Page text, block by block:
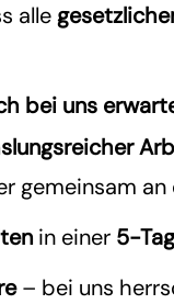
alle
bei uns
gemeinsam
in einer 5-
– bei uns